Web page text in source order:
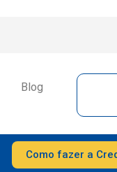
Blog
Como fazer a